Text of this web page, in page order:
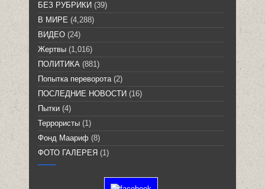
БЕЗ РУБРИКИ (39)
В МИРЕ (4,288)
ВИДЕО (24)
Жертвы (1,016)
ПОЛИТИКА (881)
Попытка переворота(2)
ПОСЛЕДНИЕ НОВОСТИ (16)
Пытки (4)
Террористы (1)
Фонд Маариф (8)
ФОТО ГАЛЕРЕЯ (1)